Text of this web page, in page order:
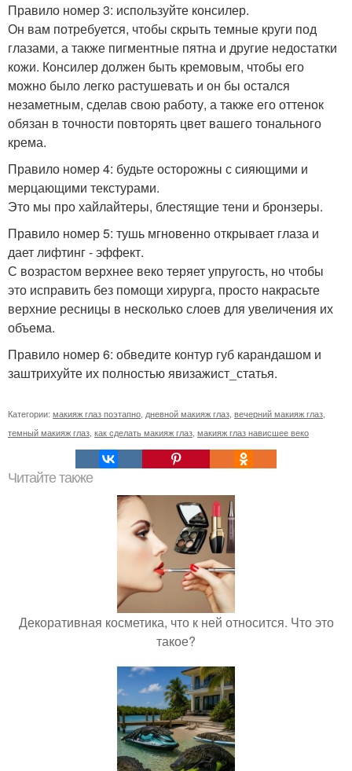
Правило номер 3: используйте консилер.
Он вам потребуется, чтобы скрыть темные круги под
глазами, а также пигментные пятна и другие недостатки
кожи. Консилер должен быть кремовым, чтобы его
можно было легко растушевать и он бы остался
незаметным, сделав свою работу, а также его оттенок
обязан в точности повторять цвет вашего тонального
крема.
Правило номер 4: будьте осторожны с сияющими и
мерцающими текстурами.
Это мы про хайлайтеры, блестящие тени и бронзеры.
Правило номер 5: тушь мгновенно открывает глаза и
дает лифтинг - эффект.
С возрастом верхнее веко теряет упругость, но чтобы
это исправить без помощи хирурга, просто накрасьте
верхние ресницы в несколько слоев для увеличения их
объема.
Правило номер 6: обведите контур губ карандашом и
заштрихуйте их полностью явизажист_статья.
Категории: макияж глаз поэтапно дневной макияж глаз вечерний макияж глаз
темный макияж глаз как сделать макияж глаз макияж глаз нависшее веко
Читайте также
Декоративная косметика, что к ней относится. Что это
такое?